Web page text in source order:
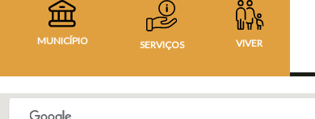
MUNICÍPIO SERVIÇOS VIVER